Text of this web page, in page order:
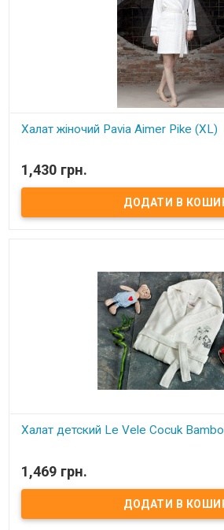
Халат жіночий Pavia Aimer Pike (XL)
кишенях вставки з декоративної сіточки.
пікейна тканина. Розміри: XL. Виробник:
Упаковка: подарункова коробка
1,430 грн.
Халат детский Le Vele Cocuk
Халат детский Le Vele бамбуковый Цвет:
лет. Состав: 65% бамбук, 35% хлопок.
Турция. Торговая марка: Le Vele.
1,469 грн.